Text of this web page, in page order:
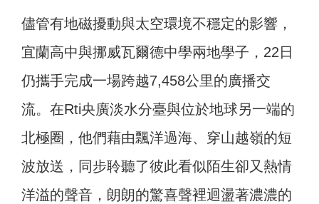
儘管有地磁擾動與太空環境不穩定的影響，
宜蘭高中與挪威瓦爾德中學兩地學子，22日
仍攜手完成一場跨越7,458公里的廣播交
流。在Rti央廣淡水分臺與位於地球另一端的
北極圈，他們藉由飄洋過海、穿山越嶺的短
波放送，同步聆聽了彼此看似陌生卻又熱情
洋溢的聲音，朗朗的驚喜聲裡迴盪著濃濃的